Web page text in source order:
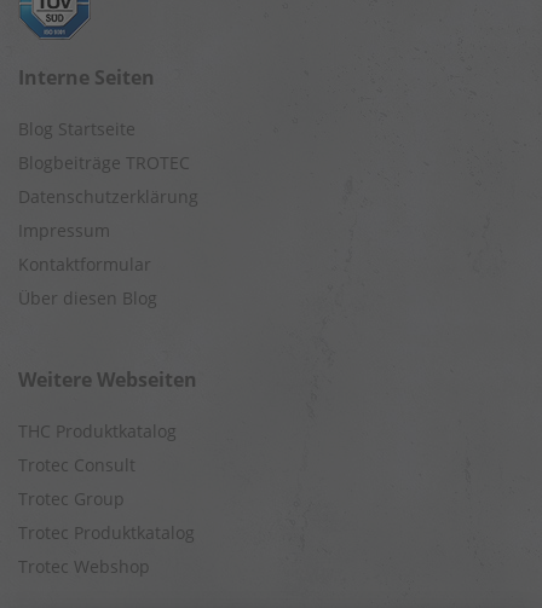
Interne Seiten
Blog Startseite
Blogbeiträge TROTEC
Datenschutzerklärung
Impressum
Kontaktformular
Über diesen Blog
Weitere Webseiten
THC Produktkatalog
Trotec Consult
Trotec Group
Trotec Produktkatalog
Trotec Webshop